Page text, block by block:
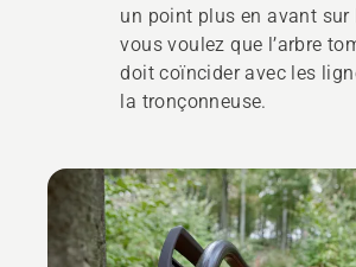
un point plus en avant sur
vous voulez que l’arbre
doit coïncider avec les
la tronçonneuse.